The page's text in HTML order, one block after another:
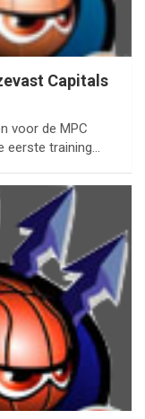
Capitals
voor de MPC
eerste training…